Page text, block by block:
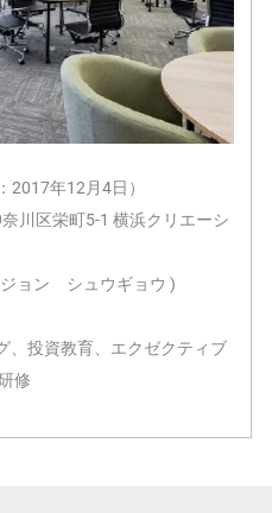
2017年12月4日）
川区栄町5-1 横浜クリエーシ
ョン シュウギョウ )
、投資教育、エクゼクティブ
修